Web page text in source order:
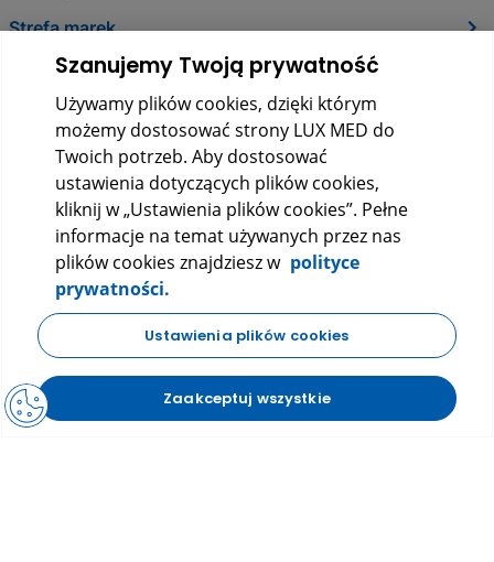
Strefa marek
O nas
Kontakt
LUX MED Sp. z o.o.
ul. Szturmowa 2, 02-678 Warszawa
KRS: 0000265353
NIP: 5272523080
REGON: 140723603
Szanujemy Twoją prywatność
Używamy plików cookies, dzięki którym
możemy dostosować strony LUX MED do
Twoich potrzeb. Aby dostosować
ustawienia dotyczących plików cookies,
kliknij w „Ustawienia plików cookies”. Pełne
informacje na temat używanych przez nas
plików cookies znajdziesz w polityce
prywatności.
Ustawienia plików cookies
Zaakceptuj wszystkie